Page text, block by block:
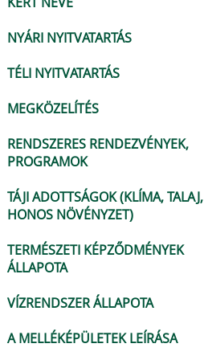
NYÁRI NYITVATARTÁS
TÉLI NYITVATARTÁS
MEGKÖZELÍTÉS
RENDSZERES RENDEZVÉNYEK,
PROGRAMOK
TÁJI ADOTTSÁGOK (KLÍMA, TALAJ,
HONOS NÖVÉNYZET)
TERMÉSZETI KÉPZŐDMÉNYEK
ÁLLAPOTA
VÍZRENDSZER ÁLLAPOTA
A MELLÉKÉPÜLETEK LEÍRÁSA